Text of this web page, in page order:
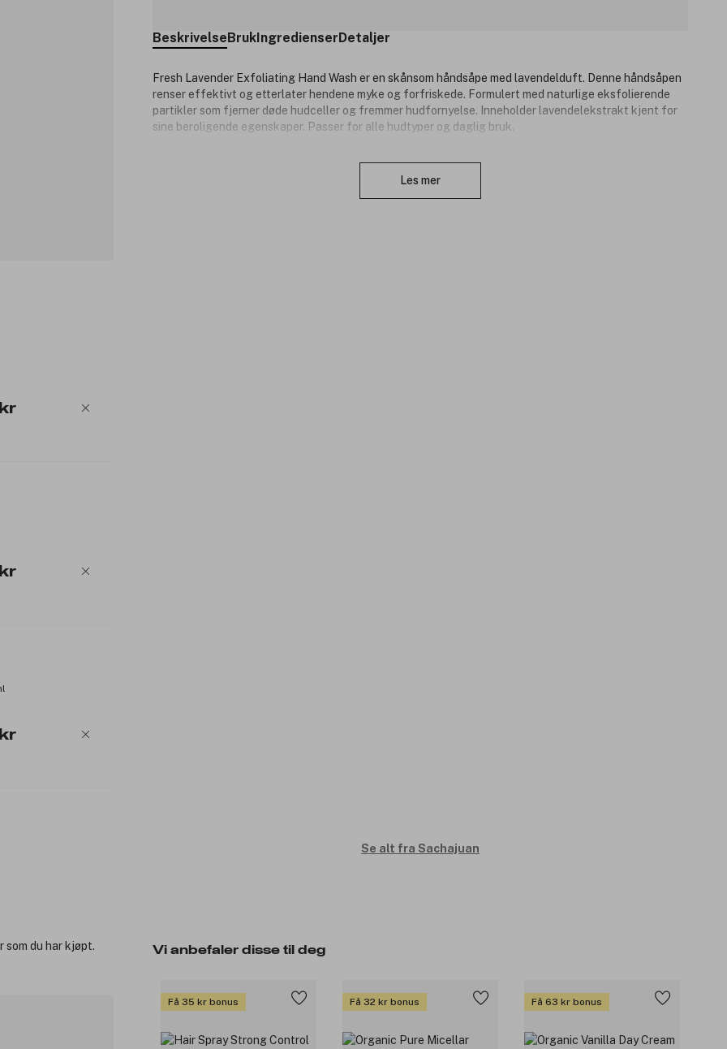
BeskrivelseBrukIngredienserDetaljer
Fresh Lavender Exfoliating Hand Wash er en skånsom håndsåpe med lavendelduft. Denne håndsåpen
renser effektivt og etterlater hendene myke og forfriskede. Formulert med naturlige eksfolierende
partikler som fjerner døde hudceller og fremmer hudfornyelse. Inneholder lavendelekstrakt kjent for
sine beroligende egenskaper. Passer for alle hudtyper og daglig bruk.
Les mer
Se alt fra Sachajuan
Vi anbefaler disse til deg
Få 35 kr bonus Få 32 kr bonus Få 63 kr bonus
du har kjøpt.